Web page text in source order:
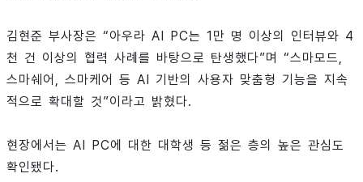
김현준 부사장은 “아우라 AI PC는 1만 명 이상의 인터뷰와 4
천 건 이상의 협력 사례를 바탕으로 탄생했다”며 “스마모드,
스마쉐어, 스마케어 등 AI 기반의 사용자 맞춤형 기능을 지속
적으로 확대할 것”이라고 밝혔다.
현장에서는 AI PC에 대한 대학생 등 젊은 층의 높은 관심도
확인됐다.